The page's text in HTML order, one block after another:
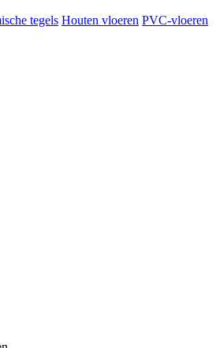
tegels Houten vloeren PVC-vloeren